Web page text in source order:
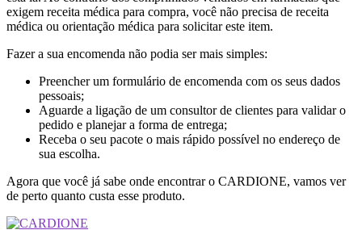
exigem receita médica para compra, você não precisa de receita
médica ou orientação médica para solicitar este item.
Fazer a sua encomenda não podia ser mais simples:
Preencher um formulário de encomenda com os seus dados
pessoais;
Aguarde a ligação de um consultor de clientes para validar o
pedido e planejar a forma de entrega;
Receba o seu pacote o mais rápido possível no endereço de
sua escolha.
Agora que você já sabe onde encontrar o CARDIONE, vamos ver
de perto quanto custa esse produto.